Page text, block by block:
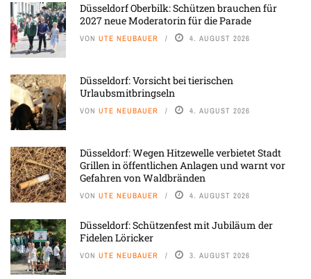
Düsseldorf Oberbilk: Schützen brauchen für
2027 neue Moderatorin für die Parade
VON UTE NEUBAUER 4. AUGUST 2026
Düsseldorf: Vorsicht bei tierischen
Urlaubsmitbringseln
VON UTE NEUBAUER 4. AUGUST 2026
Düsseldorf: Wegen Hitzewelle verbietet Stadt
Grillen in öffentlichen Anlagen und warnt vor
Gefahren von Waldbränden
VON UTE NEUBAUER 4. AUGUST 2026
Düsseldorf: Schützenfest mit Jubiläum der
Fidelen Löricker
VON UTE NEUBAUER 3. AUGUST 2026